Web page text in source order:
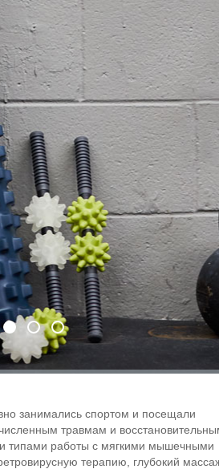
занимались спортом и посещали
травмам и
типами работы с мягкими мышечными
терапию, глубокий